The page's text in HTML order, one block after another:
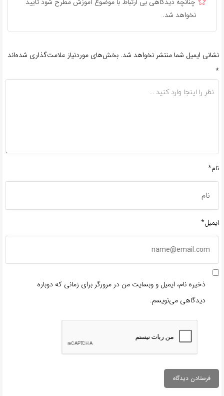
نخواهد شد.
نشانی ایمیل شما منتشر نخواهد شد. بخش‌های موردنیاز علامت‌گذاری شده‌اند
*
نام*
ایمیل*
ذخیره نام، ایمیل و وبسایت من در مرورگر برای زمانی که دوباره
دیدگاهی می‌نویسم.